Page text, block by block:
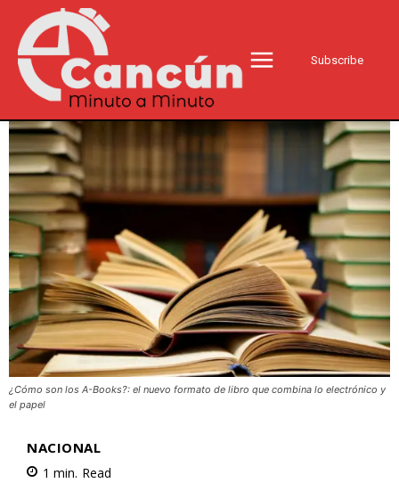
Subscribe
¿Cómo son los A-Books?: el nuevo formato de libro que combina lo electrónico y
el papel
NACIONAL
1 min. Read